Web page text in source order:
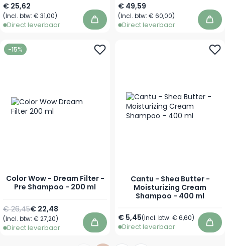
€ 25,62
(Incl. btw: € 31,00)
Direct leverbaar In winkelwagen
€ 49,59
(Incl. btw: € 60,00)
Direct leverbaar In
-15%
Color Wow - Dream Filter -
Pre Shampoo - 200 ml
Speciale prijs
€ 22,48
Normale prijs
€ 26,45
(Incl. btw: € 27,20)
Direct leverbaar In winkelwagen
Cantu - Shea Butter -
Moisturizing Cream
Shampoo - 400 ml
€ 5,45(Incl. btw: € 6,60)
Direct leverbaar In